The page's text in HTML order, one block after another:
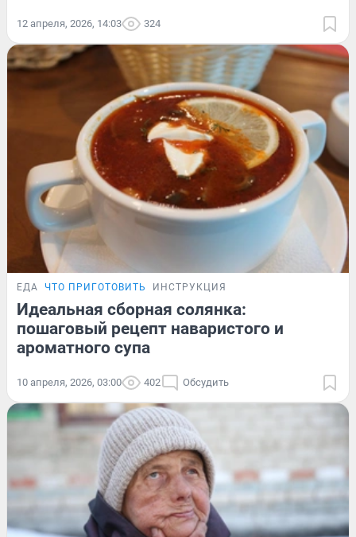
12 апреля, 2026, 14:03 324
ЕДА ЧТО ПРИГОТОВИТЬ ИНСТРУКЦИЯ
Идеальная сборная солянка:
пошаговый рецепт наваристого и
ароматного супа
10 апреля, 2026, 03:00 402 Обсудить